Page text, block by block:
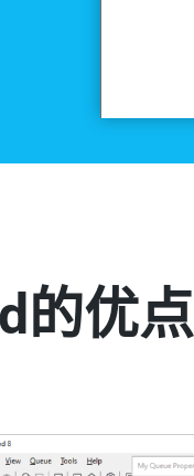
的优点